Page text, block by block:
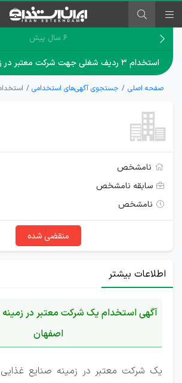
۶ سال پیش
استخدام ۳ ردیف شغلی جهت شرکت معتبر در زمینه صنایع غذایی
صفحه اصلی جستجوی آگهی‌های استخدامی استخدام ۳ ردیف شغلی جهت شرکت معتبر در
نامشخص
سابقه نامشخص
نامشخص
منقضی شده
اطلاعات بیشتر
آگهی استخدام یک شرکت معتبر در زمینه
اصفهان
یک شرکت معتبر در زمینه صنایع غذایی